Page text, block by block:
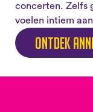
concerten. Zelfs
voelen intiem
Ontdek